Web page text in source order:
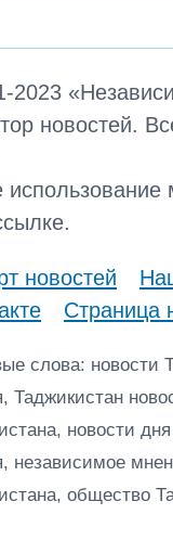
2023
новостей.
новостей
Страница
слова: новости
Таджикистан
новости
независимое
общество